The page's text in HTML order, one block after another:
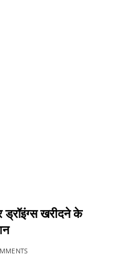
खरीदने के